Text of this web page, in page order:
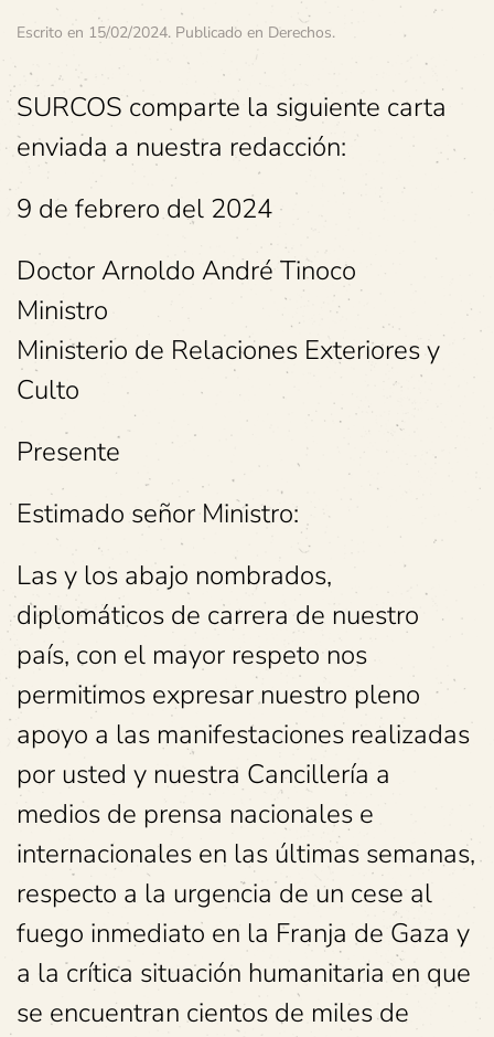
Escrito en 15/02/2024. Publicado en Derechos.
SURCOS comparte la siguiente carta
enviada a nuestra redacción:
9 de febrero del 2024
Doctor Arnoldo André Tinoco
Ministro
Ministerio de Relaciones Exteriores y
Culto
Presente
Estimado señor Ministro:
Las y los abajo nombrados,
diplomáticos de carrera de nuestro
país, con el mayor respeto nos
permitimos expresar nuestro pleno
apoyo a las manifestaciones realizadas
por usted y nuestra Cancillería a
medios de prensa nacionales e
internacionales en las últimas semanas,
respecto a la urgencia de un cese al
fuego inmediato en la Franja de Gaza y
a la crítica situación humanitaria en que
se encuentran cientos de miles de